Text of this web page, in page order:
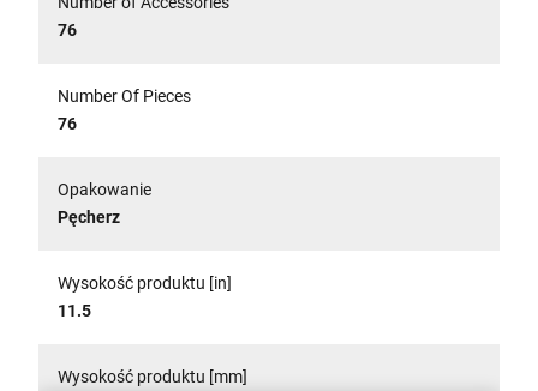
76
Number Of Pieces
76
Opakowanie
Pęcherz
Wysokość produktu [in]
11.5
Wysokość produktu [mm]